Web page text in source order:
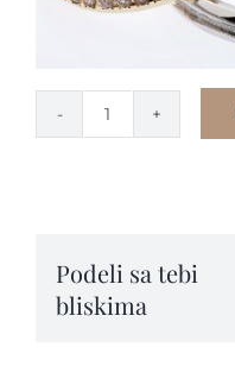
Burme
quantity
Podeli sa tebi
bliskima